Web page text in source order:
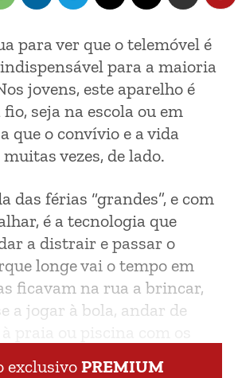
para ver que o telemóvel é
para a maioria
jovens, este aparelho é
seja na escola ou em
que o convívio e a vida
vezes, de lado.
das férias “grandes”, e com
é a tecnologia que
a distrair e passar o
longe vai o tempo em
ficavam na rua a brincar,
a jogar à bola, andar de
exclusivoPREMIUM